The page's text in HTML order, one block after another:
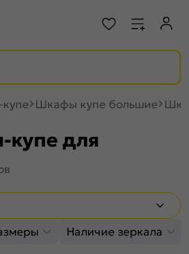
Шкафы купе большие
для
Наличие зеркала